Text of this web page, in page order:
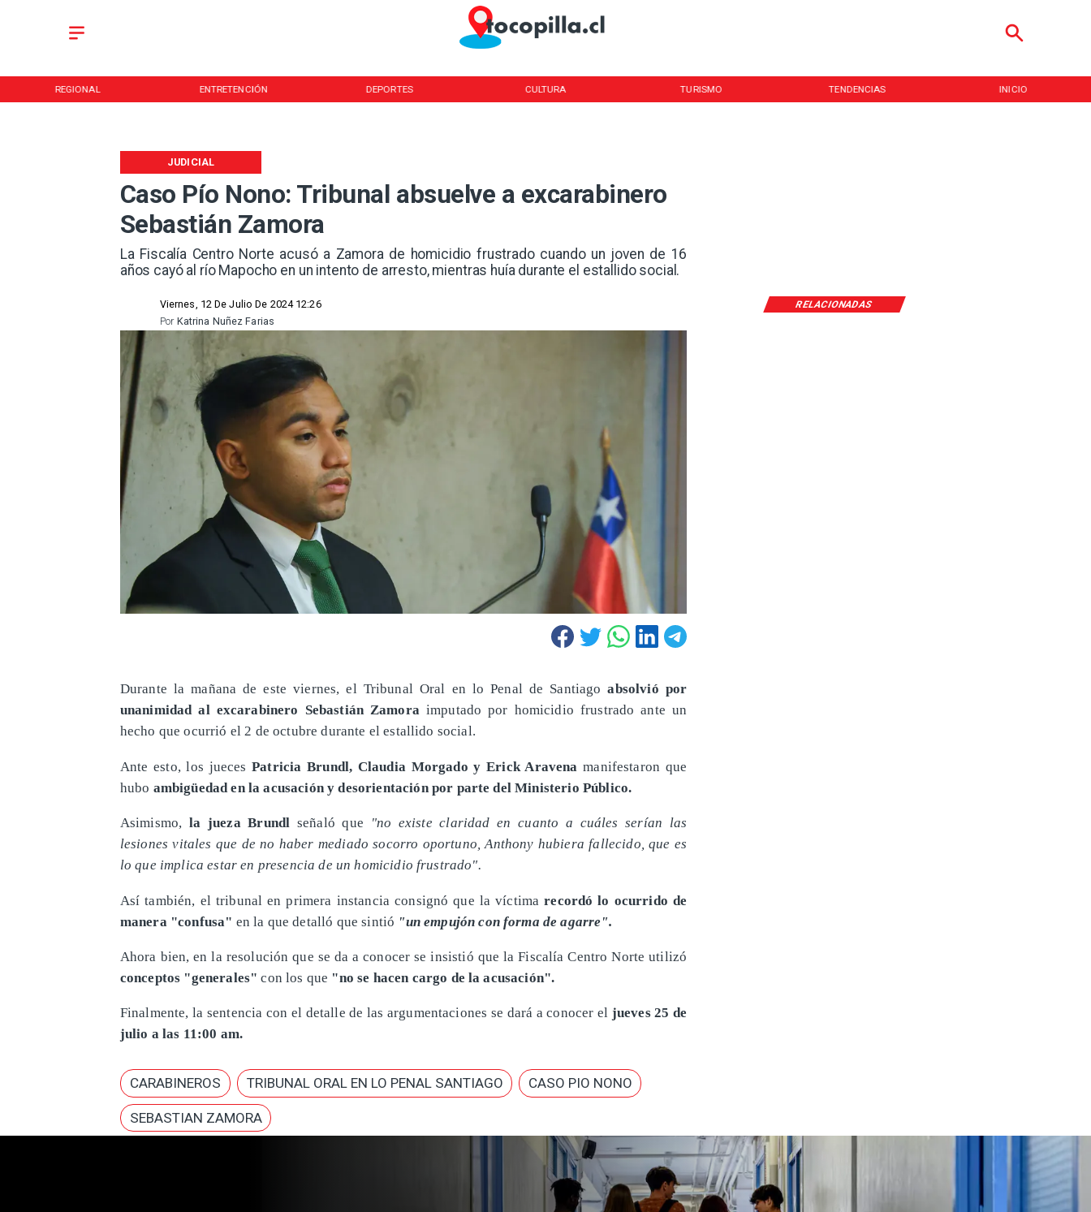
REGIONAL ENTRETENCIÓN DEPORTES CULTURA TURISMO TENDENCIAS INICIO
Caso Pío Nono: Tribunal absuelve a excarabinero
Sebastián Zamora
La Fiscalía Centro Norte acusó a Zamora de homicidio frustrado cuando un joven de 16
años cayó al río Mapocho en un intento de arresto, mientras huía durante el estallido social.
JUDICIAL
RELACIONADAS
Viernes, 12 De Julio De 2024 12:26
Katrina Nuñez Farias
Por
Durante la mañana de este viernes, el Tribunal Oral en lo Penal de Santiagoabsolvió por
unanimidad al excarabinero Sebastián Zamoraimputado por homicidio frustrado ante un
hecho que ocurrió el 2 de octubre durante el estallido social.
Ante esto, los juecesPatricia Brundl, Claudia Morgado y Erick Aravena manifestaron que
hubo ambigüedad en la acusación y desorientación por parte del Ministerio Público.
Asimismo, la jueza Brundl señaló que "no existe claridad en cuanto a cuáles serían las
lesiones vitales que de no haber mediado socorro oportuno, Anthony hubiera fallecido, que es
lo que implica estar en presencia de un homicidio frustrado".
Así también, el tribunal en primera instancia consignó que la víctima recordó lo ocurrido de
manera "confusa" en la que detalló que sintió "un empujón con forma de agarre".
Ahora bien, en la resolución que se da a conocer se insistió que la Fiscalía Centro Norte utilizó
conceptos "generales"con los que "no se hacen cargo de la acusación".
Finalmente, la sentencia con el detalle de las argumentaciones se dará a conocer el jueves 25 de
julio a las 11:00 am.
CARABINEROS TRIBUNAL ORAL EN LO PENAL SANTIAGO CASO PIO NONO
SEBASTIAN ZAMORA